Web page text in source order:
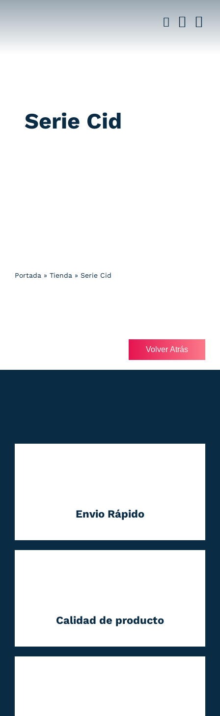
Serie Cid
Portada » Tienda » Serie Cid
Volver Atrás
Envio Rápido
Calidad de producto